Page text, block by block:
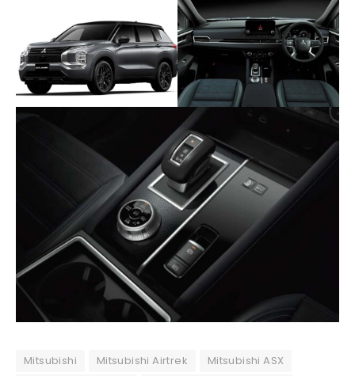
Mitsubishi Mitsubishi Airtrek
Mitsubishi ASX